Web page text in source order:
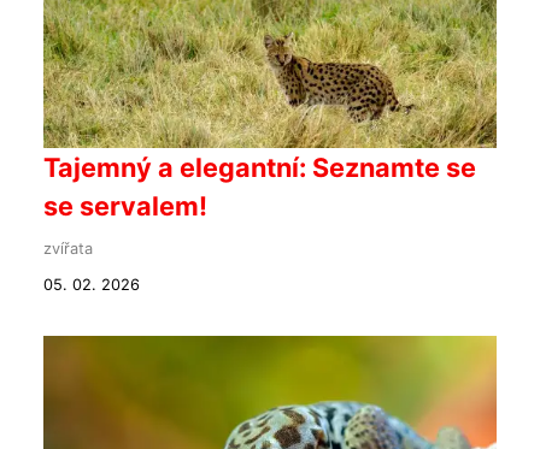
Tajemný a elegantní: Seznamte se
se servalem!
zvířata
05. 02. 2026